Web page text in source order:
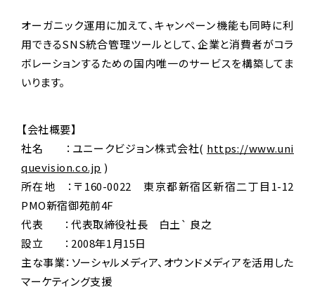
オーガニック運用に加えて、キャンペーン機能も同時に利
用できるSNS統合管理ツールとして、企業と消費者がコラ
ボレーションするための国内唯一のサービスを構築してま
いります。
【会社概要】
社名 ：ユニークビジョン株式会社( https://www.uni
quevision.co.jp )
所在地 ：〒160-0022 東京都新宿区新宿二丁目1-12
PMO新宿御苑前4F
代表 ：代表取締役社長 白土` 良之
設立 ：2008年1月15日
主な事業：ソーシャルメディア、オウンドメディアを活用した
マーケティング支援